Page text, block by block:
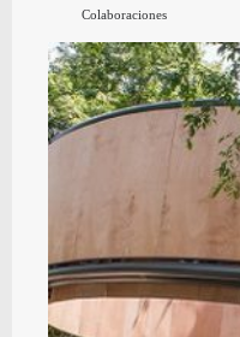
Colaboraciones